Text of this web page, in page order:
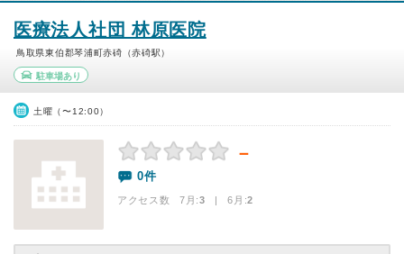
医療法人社団 林原医院
鳥取県東伯郡琴浦町赤碕（赤碕駅）
駐車場あり
土曜（〜12:00）
－
0件
アクセス数 7月:3 | 6月:2